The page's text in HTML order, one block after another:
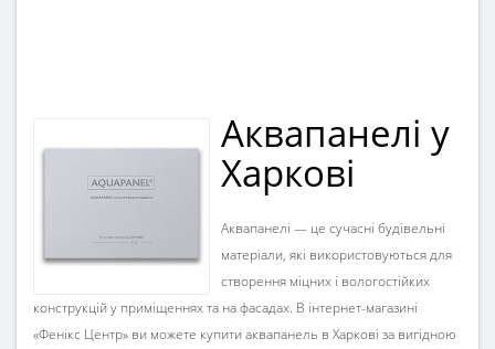
Аквапанелі у
Харкові
Аквапанелі — це сучасні будівельні
матеріали, які використовуються для
створення міцних і вологостійких
конструкцій у приміщеннях та на фасадах. В інтернет-магазині
«Фенікс Центр» ви можете купити аквапанель в Харкові за вигідною